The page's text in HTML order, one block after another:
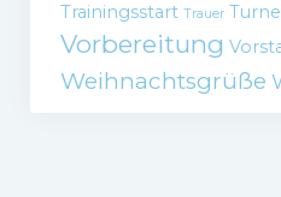
Trainingsstart Trauer
Vorbereitung
Weihnachtsgrüße